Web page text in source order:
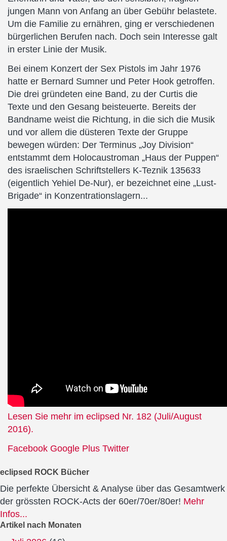
jungen Mann von Anfang an über Gebühr belastete.
Um die Familie zu ernähren, ging er verschiedenen
bürgerlichen Berufen nach. Doch sein Interesse galt
in erster Linie der Musik.
Bei einem Konzert der Sex Pistols im Jahr 1976
hatte er Bernard Sumner und Peter Hook getroffen.
Die drei gründeten eine Band, zu der Curtis die
Texte und den Gesang beisteuerte. Bereits der
Bandname weist die Richtung, in die sich die Musik
und vor allem die düsteren Texte der Gruppe
bewegen würden: Der Terminus „Joy Division“
entstammt dem Holocaustroman „Haus der Puppen“
des israelischen Schriftstellers K-Teznik 135633
(eigentlich Yehiel De-Nur), er bezeichnet eine „Lust-
Brigade“ in Konzentrationslagern...
Lesen Sie mehr im eclipsed Nr. 182 (Juli/August
2016).
Facebook Google Plus Twitter
eclipsed ROCK Bücher
Die perfekte Übersicht & Analyse über das Gesamtwerk
der grössten ROCK-Acts der 60er/70er/80er! Mehr
Infos...
Artikel nach Monaten